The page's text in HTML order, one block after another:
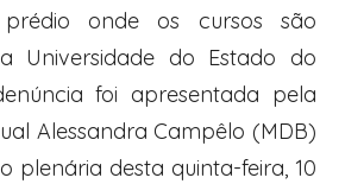
onde os cursos são
Universidade do Estado do
foi apresentada pela
Alessandra Campêlo (MDB)
plenária desta quinta-feira, 10